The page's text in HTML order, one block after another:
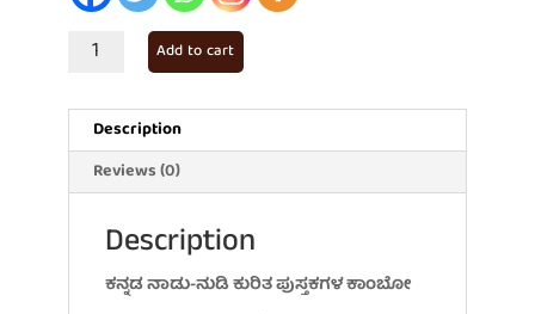
ಕನ್ನಡದ
Add to cart
Description
Reviews (0)
Description
ಕನ್ನಡ ನಾಡು-ನುಡಿ ಕುರಿತ ಪುಸ್ತಕಗಳ ಕಾಂಬೋ